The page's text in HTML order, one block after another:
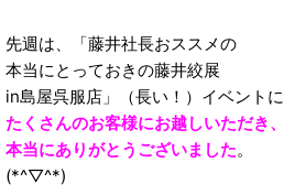
先週は、「藤井社長おススメの
本当にとっておきの藤井絞展
in島屋呉服店」（長い！）イベントに
たくさんのお客様にお越しいただき、
本当にありがとうございました。
(*^▽^*)